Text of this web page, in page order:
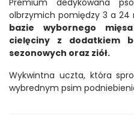
Premiumdedykowana
olbrzymich pomiędzy 3 a
bazie wybornego
cielęciny z dodatkiem
sezonowych oraz ziół.
Wykwintna uczta, która
wybrednym psim